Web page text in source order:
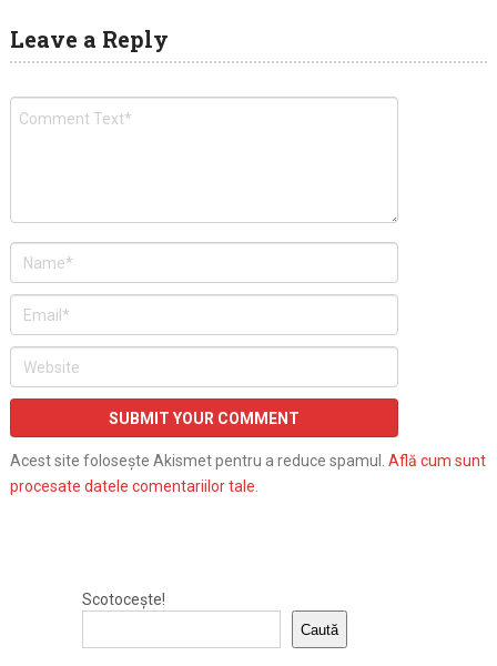
Leave a Reply
Acest site folosește Akismet pentru a reduce spamul. Află cum sunt
procesate datele comentariilor tale
Scotocește!
Caută